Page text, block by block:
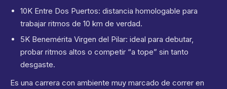
10K Entre Dos Puertos: distancia homologable para
trabajar ritmos de 10 km de verdad.
5K Benemérita Virgen del Pilar: ideal para debutar,
probar ritmos altos o competir “a tope” sin tanto
desgaste.
Es una carrera con ambiente muy marcado de correr en